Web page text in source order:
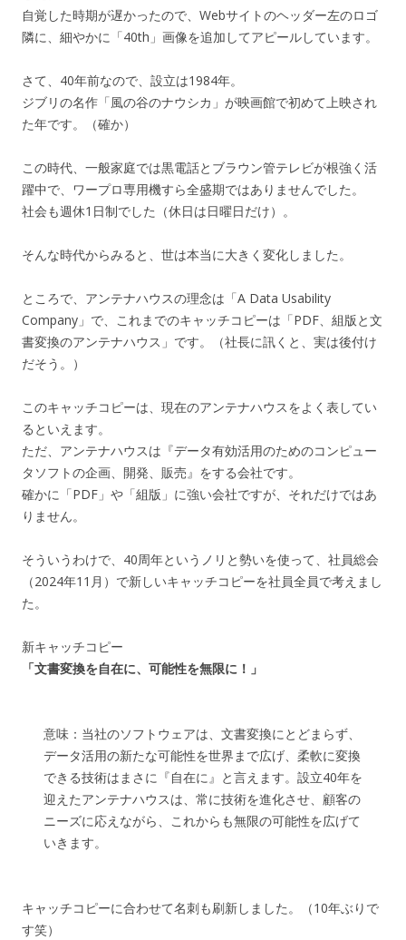
自覚した時期が遅かったので、Webサイトのヘッダー左のロゴ
隣に、細やかに「40th」画像を追加してアピールしています。
さて、40年前なので、設立は1984年。
ジブリの名作「風の谷のナウシカ」が映画館で初めて上映され
た年です。（確か）
この時代、一般家庭では黒電話とブラウン管テレビが根強く活
躍中で、ワープロ専用機すら全盛期ではありませんでした。
社会も週休1日制でした（休日は日曜日だけ）。
そんな時代からみると、世は本当に大きく変化しました。
ところで、アンテナハウスの理念は「A Data Usability
Company」で、これまでのキャッチコピーは「PDF、組版と文
書変換のアンテナハウス」です。（社長に訊くと、実は後付け
だそう。）
このキャッチコピーは、現在のアンテナハウスをよく表してい
るといえます。
ただ、アンテナハウスは『データ有効活用のためのコンピュー
タソフトの企画、開発、販売』をする会社です。
確かに「PDF」や「組版」に強い会社ですが、それだけではあ
りません。
そういうわけで、40周年というノリと勢いを使って、社員総会
（2024年11月）で新しいキャッチコピーを社員全員で考えまし
た。
新キャッチコピー
「文書変換を自在に、可能性を無限に！」
意味：当社のソフトウェアは、文書変換にとどまらず、
データ活用の新たな可能性を世界まで広げ、柔軟に変換
できる技術はまさに『自在に』と言えます。設立40年を
迎えたアンテナハウスは、常に技術を進化させ、顧客の
ニーズに応えながら、これからも無限の可能性を広げて
いきます。
キャッチコピーに合わせて名刺も刷新しました。（10年ぶりで
す笑）